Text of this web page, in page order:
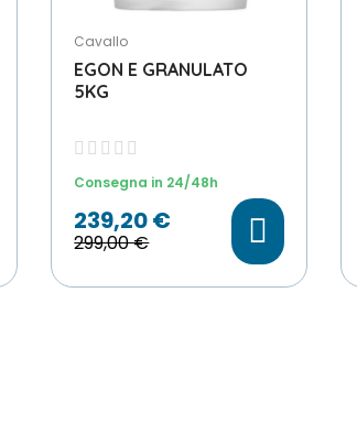
Cavallo
EGON E GRANULATO
5KG
Consegna in 24/48h
299,00 €
239,20 €